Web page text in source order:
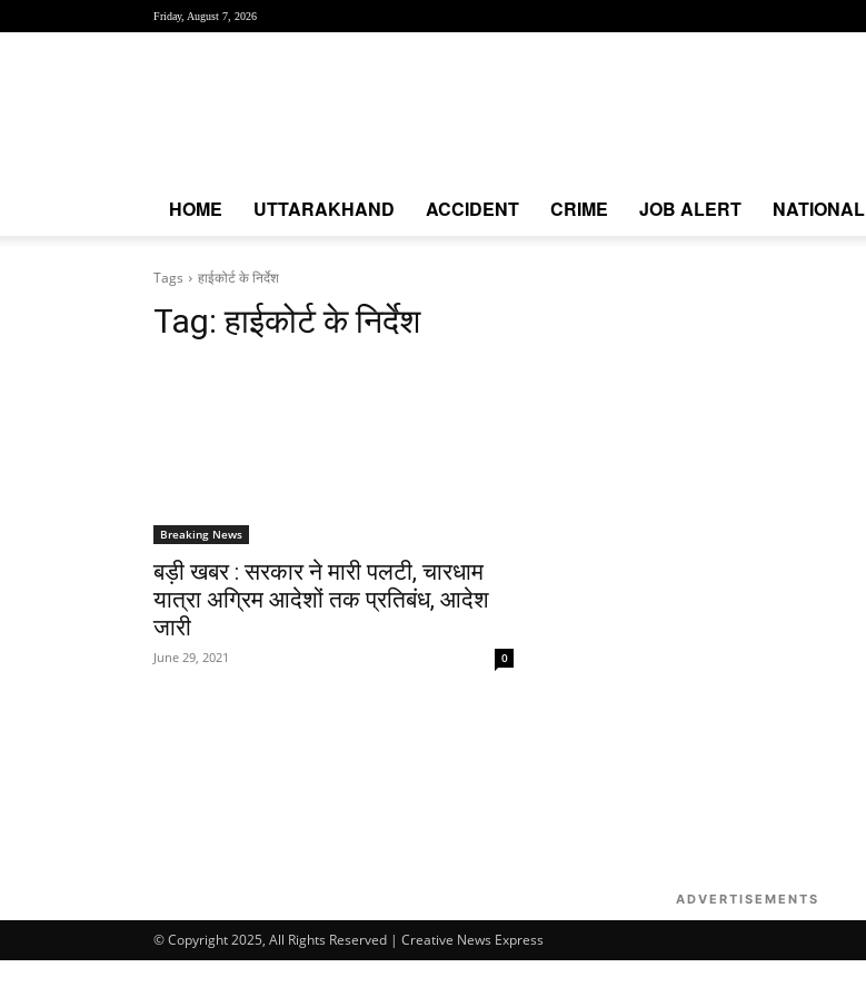
Friday, August 7, 2026
HOME UTTARAKHAND ACCIDENT CRIME JOB ALERT NATIONAL
Tags हाईकोर्ट के निर्देश
Tag:हाईकोर्ट के निर्देश
Breaking News
बड़ी खबर : सरकार ने मारी पलटी, चारधाम
यात्रा अग्रिम आदेशों तक प्रतिबंध, आदेश
जारी
June 29, 2021 0
ADVERTISEMENTS
© Copyright 2025, All Rights Reserved | Creative News Express